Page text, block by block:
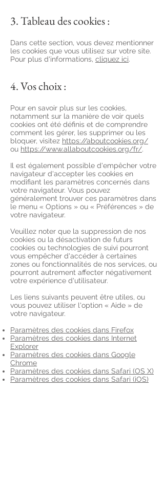
3. Tableau des cookies :
Dans cette section, vous devez mentionner
les cookies que vous utilisez sur votre site.
Pour plus d'informations, cliquez ici.
4. Vos choix :
Pour en savoir plus sur les cookies,
notamment sur la manière de voir quels
cookies ont été définis et de comprendre
comment les gérer, les supprimer ou les
bloquer, visitez https://aboutcookies.org/
ou https://www.allaboutcookies.org/fr/.
Il est également possible d'empêcher votre
navigateur d'accepter les cookies en
modifiant les paramètres concernés dans
votre navigateur. Vous pouvez
généralement trouver ces paramètres dans
le menu « Options » ou « Préférences » de
votre navigateur.
Veuillez noter que la suppression de nos
cookies ou la désactivation de futurs
cookies ou technologies de suivi pourront
vous empêcher d'accéder à certaines
zones ou fonctionnalités de nos services, ou
pourront autrement affecter négativement
votre expérience d'utilisateur.
Les liens suivants peuvent être utiles, ou
vous pouvez utiliser l'option « Aide » de
votre navigateur.
Paramètres des cookies dans Firefox
Paramètres des cookies dans Internet
Explorer
Paramètres des cookies dans Google
Chrome
Paramètres des cookies dans Safari (OS X)
Paramètres des cookies dans Safari (iOS)